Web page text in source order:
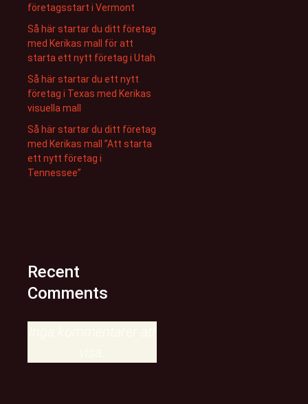
företagsstart i Vermont
Så här startar du ditt företag
med Kerikas mall för att
starta ett nytt företag i Utah
Så här startar du ett nytt
företag i Texas med Kerikas
visuella mall
Så här startar du ditt företag
med Kerikas mall ”Att starta
ett nytt företag i
Tennessee”
Recent
Comments
Inga kommentarer att
visa.